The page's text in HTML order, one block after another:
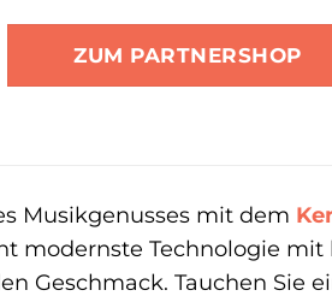
ZUM PARTNERSHOP
Musikgenusses mit dem
modernste Technologie
Geschmack. Tauchen Sie